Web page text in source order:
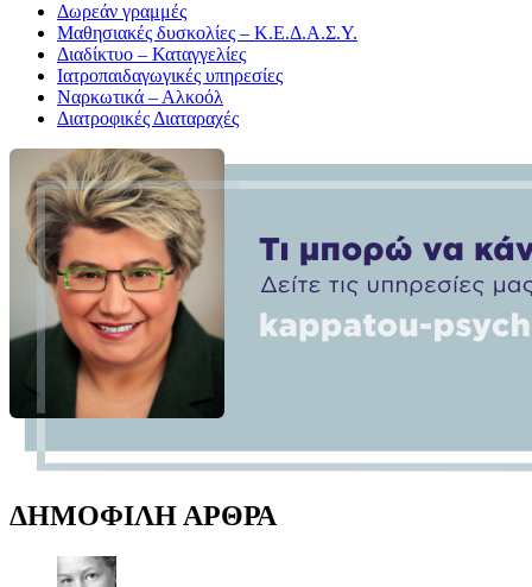
Δωρεάν γραμμές
Μαθησιακές δυσκολίες – Κ.Ε.Δ.Α.Σ.Υ.
Διαδίκτυο – Καταγγελίες
Ιατροπαιδαγωγικές υπηρεσίες
Ναρκωτικά – Αλκοόλ
Διατροφικές Διαταραχές
ΔΗΜΟΦΙΛΗ ΑΡΘΡΑ